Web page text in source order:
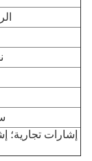
إشارات تجارية؛